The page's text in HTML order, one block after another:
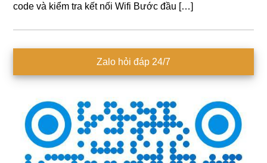
code và kiểm tra kết nối Wifi Bước đầu […]
chính
Zalo hỏi đáp 24/7